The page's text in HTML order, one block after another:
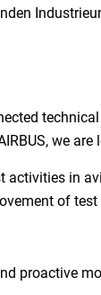
we
in
of
proactive